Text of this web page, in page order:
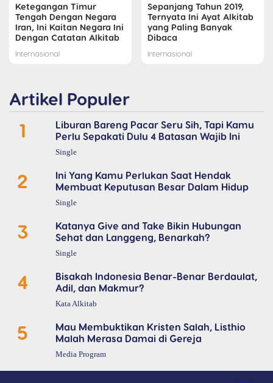
Ketegangan Timur
Tengah Dengan Negara
Iran, Ini Kaitan Negara Ini
Dengan Catatan Alkitab
Internasional
Sepanjang Tahun 2019,
Ternyata Ini Ayat Alkitab
yang Paling Banyak
Dibaca
Internasional
Artikel Populer
1
Liburan Bareng Pacar Seru Sih, Tapi Kamu
Perlu Sepakati Dulu 4 Batasan Wajib Ini
Single
2
Ini Yang Kamu Perlukan Saat Hendak
Membuat Keputusan Besar Dalam Hidup
Single
3
Katanya Give and Take Bikin Hubungan
Sehat dan Langgeng, Benarkah?
Single
4
Bisakah Indonesia Benar-Benar Berdaulat,
Adil, dan Makmur?
Kata Alkitab
5
Mau Membuktikan Kristen Salah, Listhio
Malah Merasa Damai di Gereja
Media Program